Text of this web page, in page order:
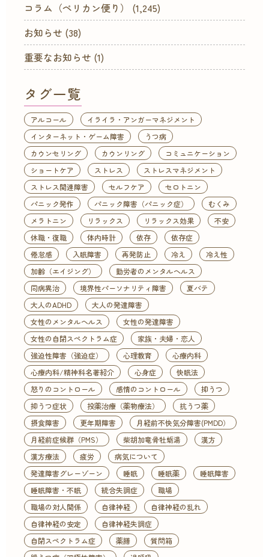
コラム（ペリカン便り）
(1,245)
お知らせ (38)
重要なお知らせ (1)
タグ一覧
アルコール
イライラ・アンガーマネジメント
インターネット・ゲーム障害
うつ病
カウンセリング
カウンリング
コミュニケーション
ショートケア
ストレス
ストレスマネジメント
ストレス関連障害
セルフケア
セロトニン
パニック発作
パニック障害（パニック症）
むくみ
メラトニン
リラックス リラックス効果
不安
休職・復職
体内時計 依存
依存症
倦怠感
入眠障害 再発防止 冷え
冷え性
加齢（エイジング）
勤労者のメンタルヘルス
同病異治
境界性パーソナリティ障害
夏バテ
大人のADHD
大人の発達障害
女性のメンタルヘルス
女性の発達障害
女性の自閉スペクトラム症
家族・夫婦・恋人
強迫性障害（強迫症）
心理教育
心療内科
心療内科/精神科名著紹介
心身症
快眠法
怒りのコントロール
感情のコントロール
抑うつ
抑うつ症状
投薬治療（薬物療法）
抗うつ薬
摂食障害
更年期障害
月経前不快気分障害(PMDD）
月経前症候群（PMS）
柴胡加竜骨牡蛎湯
漢方
漢方療法
疲労
病気について
発達障害グレーゾーン
睡眠 睡眠薬
睡眠障害
睡眠障害・不眠
統合失調症
職場
職場の対人関係
自律神経
自律神経の乱れ
自律神経の安定
自律神経失調症
自閉スペクトラム症
薬膳
質問箱